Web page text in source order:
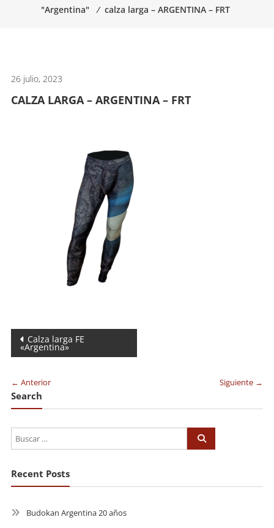
"Argentina"
⁄ calza larga – ARGENTINA – FRT
26 julio, 2023
CALZA LARGA – ARGENTINA – FRT
Navegación
de
entradas
Calza larga FE
«Argentina»
← Anterior Siguiente →
Search
Recent Posts
Budokan Argentina 20 años